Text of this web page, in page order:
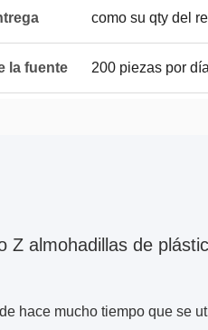
como su qty del
la fuente 200 piezas por
Z almohadillas de
hace mucho tiempo que se